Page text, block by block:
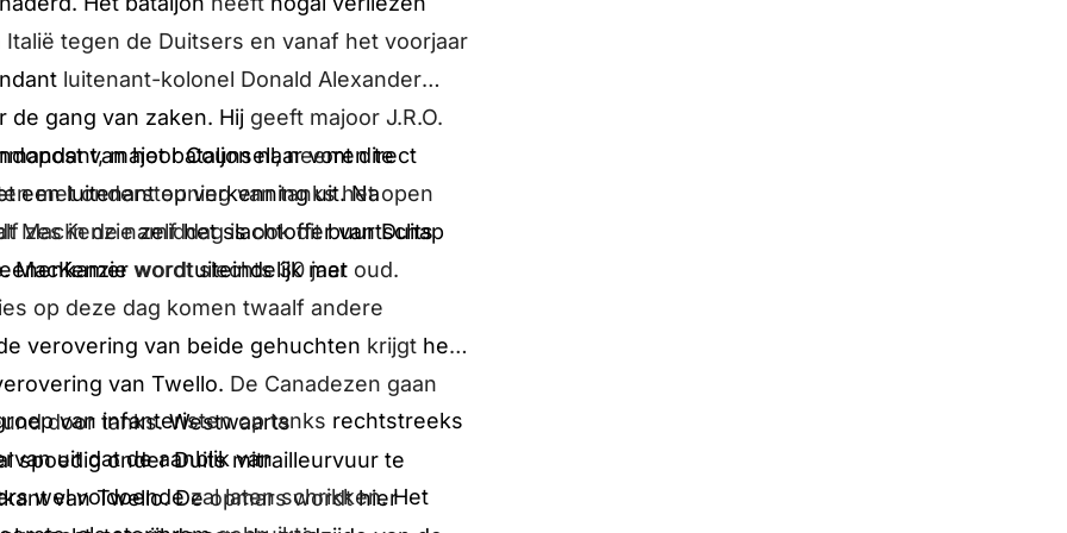
tegen de Duitsers en vanaf het voorjaar
luitenant-kolonel Donald Alexander
de gang van zaken. Hij geeft majoor J.R.O.
van het bataljon naar voren te
een luitenant op verkenning uit. Na
MacKenziezelfhet slachtoffer van Duits
. MacKenziewordt slechts 30 jaar oud.
majoor Counsell, neemt direct
met ondersteuning van tanks het open
zes in de namiddag isook ditbuurtschap
wordtuiteindelijk met
op deze dag komen twaalf andere
verovering van beide gehuchten krijgt het
van Twello. De Canadezen gaan
door tanks.Westwaarts
spoedig onder Duits mitrailleurvuur te
van Twello. Deopmars wordthier
van infanteristen op tanks rechtstreeks
uit dat de aanblik van
wel voldoendezal laten schrikken.Het